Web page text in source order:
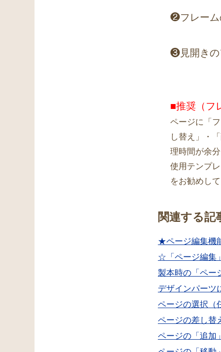
❷フレーム
❸見開きの
■推奨（フ
ページに「
し替え」・
理時間が余
使用テンプ
をお勧めし
関連する記
★ページ編集機
☆「ページ編集
製本時の「ペー
デザインパーツ
ページの選択（
ページの差し替
ページの「追加